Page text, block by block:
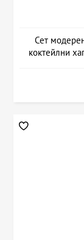
Сет
коктейлни